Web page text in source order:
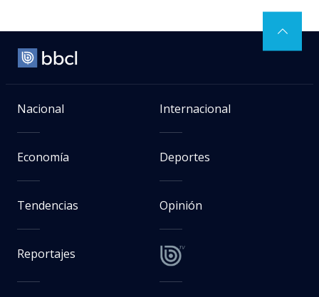
Nacional Internacional
Economía Deportes
Tendencias Opinión
Reportajes